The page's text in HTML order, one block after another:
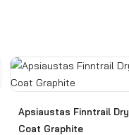
Apsiaustas Finntrail Dry
Coat Graphite